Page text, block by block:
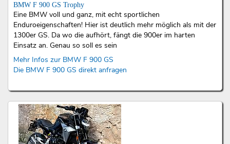
BMW F 900 GS Trophy
Eine BMW voll und ganz, mit echt sportlichen
Enduroeigenschaften! Hier ist deutlich mehr möglich als mit der
1300er GS. Da wo die aufhört, fängt die 900er im harten
Einsatz an. Genau so soll es sein
Mehr Infos zur BMW F 900 GS
Die BMW F 900 GS direkt anfragen